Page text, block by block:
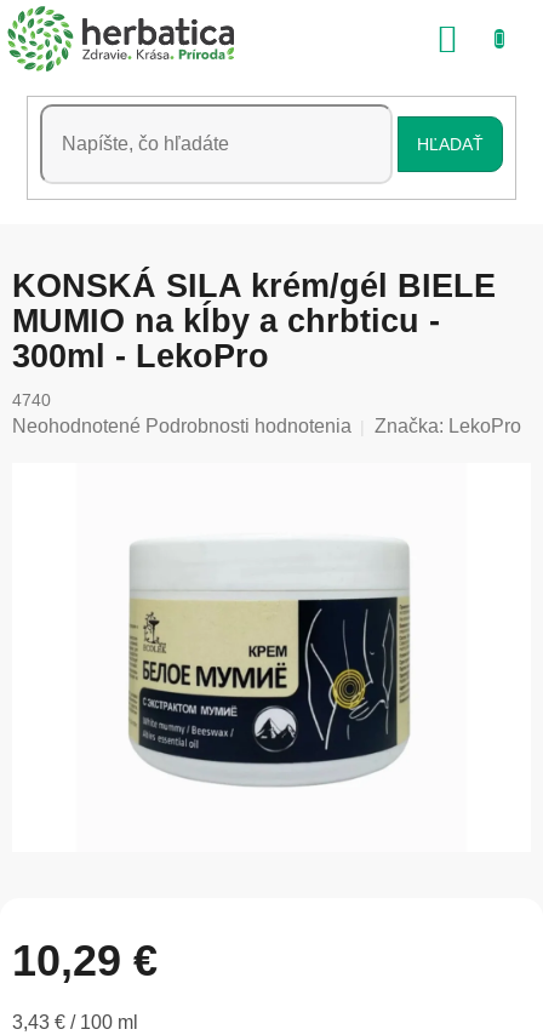
Prejsť
na
obsah
HĽADAŤ
KONSKÁ SILA krém/gél BIELE
MUMIO na kĺby a chrbticu -
300ml - LekoPro
4740
Priemerné
Neohodnotené Podrobnosti hodnotenia Značka: LekoPro
10,29 €
Jednotková
3,43 € / 100 ml